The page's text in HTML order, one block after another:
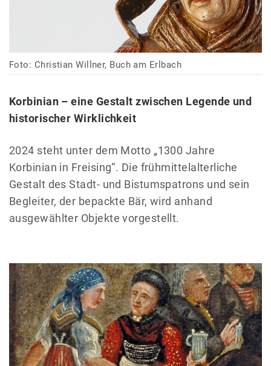
Foto: Christian Willner, Buch am Erlbach
Korbinian – eine Gestalt zwischen Legende und
historischer Wirklichkeit
2024 steht unter dem Motto „1300 Jahre
Korbinian in Freising“. Die frühmittelalterliche
Gestalt des Stadt- und Bistumspatrons und sein
Begleiter, der bepackte Bär, wird anhand
ausgewählter Objekte vorgestellt.